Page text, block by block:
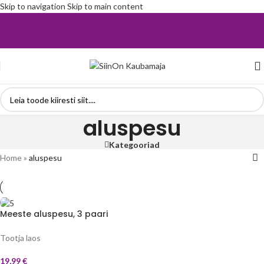
Skip to navigation Skip to main content
aluspesu
Kategooriad
Home» aluspesu
Meeste aluspesu, 3 paari
Tootja laos
19,99€